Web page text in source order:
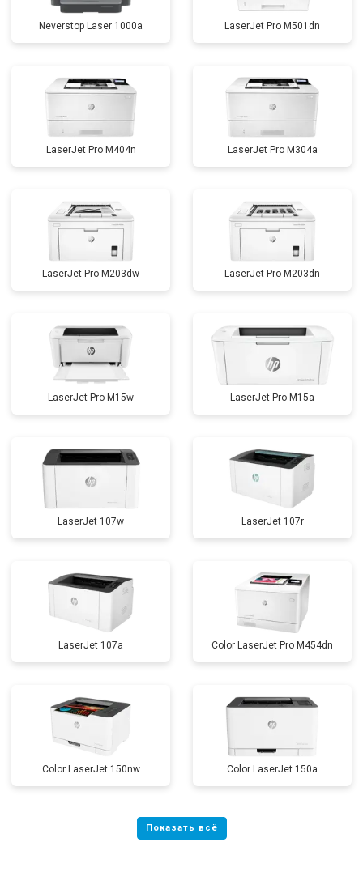
Neverstop Laser 1000a LaserJet Pro M501dn
LaserJet Pro M404n LaserJet Pro M304a
LaserJet Pro M203dw LaserJet Pro M203dn
LaserJet Pro M15w LaserJet Pro M15a
LaserJet 107w LaserJet 107r
LaserJet 107a Color LaserJet Pro M454dn
Color LaserJet 150nw Color LaserJet 150a